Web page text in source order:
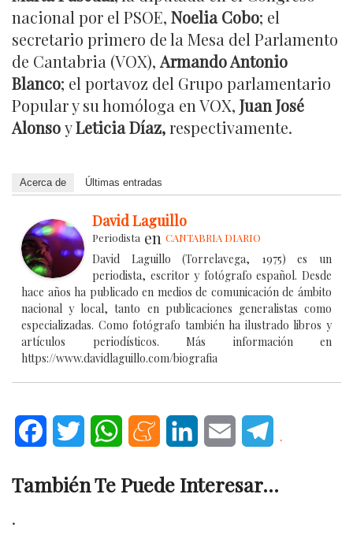
nacional por el PSOE, Noelia Cobo; el
secretario primero de la Mesa del Parlamento
de Cantabria (VOX), Armando Antonio
Blanco; el portavoz del Grupo parlamentario
Popular y su homóloga en VOX, Juan José
AlonsoyLeticia Díaz,respectivamente.
Acerca de Últimas entradas
David Laguillo
Periodista en CANTABRIA DIARIO
David Laguillo (Torrelavega, 1975) es un
periodista, escritor y fotógrafo español. Desde
hace años ha publicado en medios de comunicación de ámbito
nacional y local, tanto en publicaciones generalistas como
especializadas. Como fotógrafo también ha ilustrado libros y
artículos periodísticos. Más información en
https://www.davidlaguillo.com/biografia
FacebookTwitter WhatsAppMeneameLinkedInEmail .
También Te Puede Interesar...
.